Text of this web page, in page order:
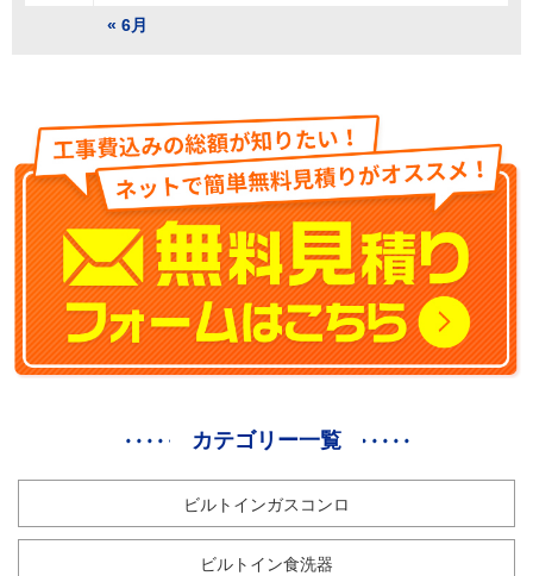
« 6月
カテゴリー一覧
ビルトインガスコンロ
ビルトイン食洗器